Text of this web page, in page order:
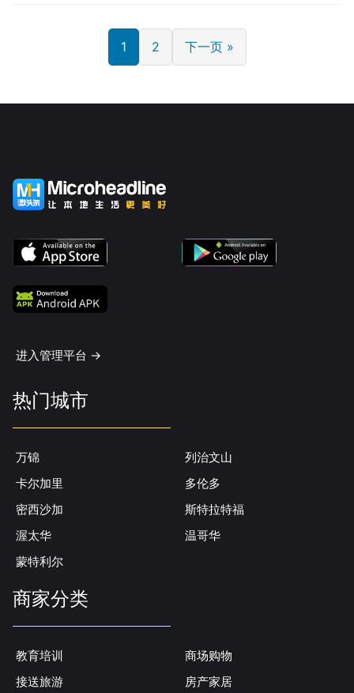
1 2 下一页 »
进入管理平台 ->
热门城市
万锦
列治文山
卡尔加里
多伦多
密西沙加
斯特拉特福
渥太华
温哥华
蒙特利尔
商家分类
教育培训
商场购物
接送旅游
房产家居